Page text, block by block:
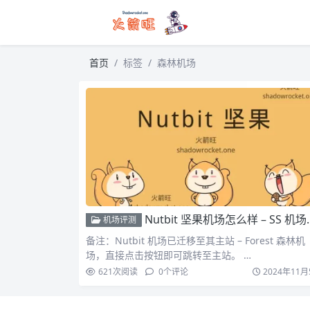
首页 标签 森林机场
机场评测 Nutbit 坚果机场怎么样 – SS 机场推荐 | 专线机场
备注：Nutbit 机场已迁移至其主站 – Forest 森林机
场，直接点击按钮即可跳转至主站。 …
621次阅读 0个评论 2024年11